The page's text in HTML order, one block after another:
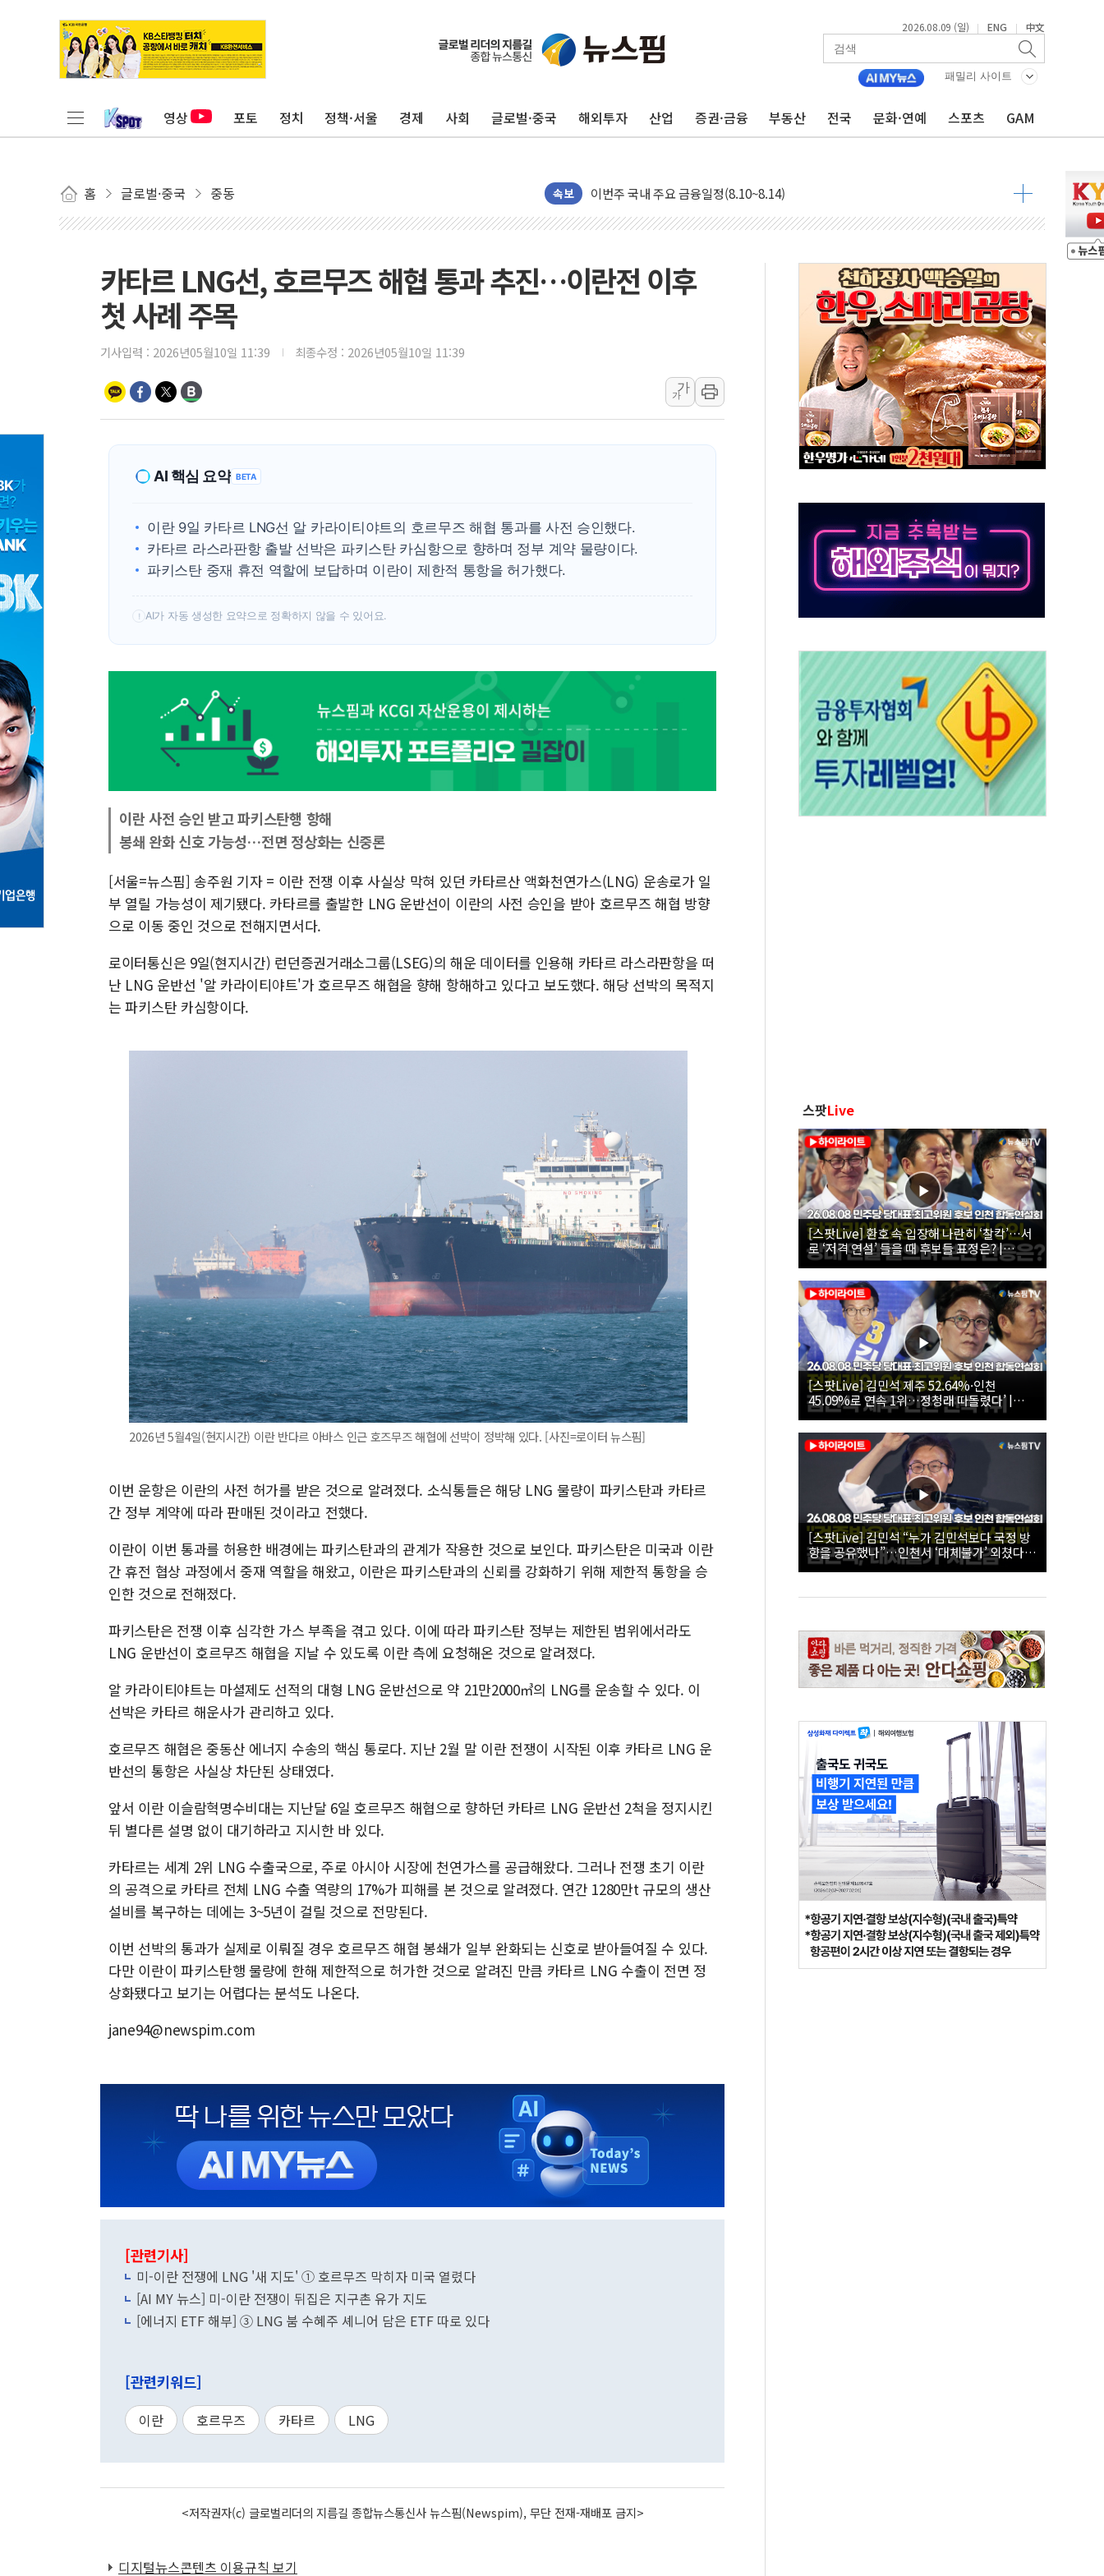
2026.08.09 (일) | ENG | 中文
패밀리 사이트
영상 포토 정치 정책·서울 경제 사회 글로벌·중국 해외투자 산업 증권·금융 부동산 전국 문화·연예 스포츠 GAM
홈 글로벌·중국 중동 속보
포항시 재난예산 40억 긴급 투입…고수온 양식장 복구·지원 '총력'
울진·영덕 '호우특보'-포항 '산사태 주의보'...경북도, 호우 피해·통제구간 없어
인천 합동연설회 나선 송영길·정청래·김민석 당대표 후보
김민석, 2주차 제주·인천 경선서 정청래에 승리...47.75% vs 42.08%
[속보] 민주, 제주·인천 경선 결과 발표...김민석 47.75% 정청래 42.08%
[속보] 민주, 인천 경선 결과 발표...김민석 45.09% 정청래 43.27% 송영길 11.63%
[속보] 민주, 제주 경선 결과 발표...김민석 52.64% 정청래 39.89% 송영길 7.47%
이번주 국내 주요 금융일정(8.10~8.14)
美, 이란전 출구전략 만지작…공습 한계·탄약 부족 현실화
강릉·동해·삼척 시간당 최대 50㎜ 폭우…강원 동해안 강한 비 이어져
李대통령 "결혼 때문에 손해 보는 일 없게"…'결혼 페널티' 22개 과제 손본다
여수 오동도 인근 해상서 모터보트 전복…1명 사망·1명 실종
추미애, '위안부' 피해자 기림의 날 참석..."국제적 시민 연대로 목소리 내야"
인천서 말다툼 중 어머니 흉기 살해 10대 아들 체포
'화합' 꺼낸 김민석에 '뻔뻔' 받아친 정청래…제주 연설서 신경전 고조
카타르 LNG선, 호르무즈 해협 통과 추진…이란전 이후
첫 사례 주목
기사입력 : 2026년05월10일 11:39 최종수정 : 2026년05월10일 11:39
가
가
AI 핵심 요약 BETA
이란 9일 카타르 LNG선 알 카라이티야트의 호르무즈 해협 통과를 사전 승인했다.
카타르 라스라판항 출발 선박은 파키스탄 카심항으로 향하며 정부 계약 물량이다.
파키스탄 중재 휴전 역할에 보답하며 이란이 제한적 통항을 허가했다.
! AI가 자동 생성한 요약으로 정확하지 않을 수 있어요.
이란 사전 승인 받고 파키스탄행 항해
봉쇄 완화 신호 가능성…전면 정상화는 신중론
[서울=뉴스핌] 송주원 기자 = 이란 전쟁 이후 사실상 막혀 있던 카타르산 액화천연가스(LNG) 운송로가 일
부 열릴 가능성이 제기됐다. 카타르를 출발한 LNG 운반선이 이란의 사전 승인을 받아 호르무즈 해협 방향
으로 이동 중인 것으로 전해지면서다.
로이터통신은 9일(현지시간) 런던증권거래소그룹(LSEG)의 해운 데이터를 인용해 카타르 라스라판항을 떠
난 LNG 운반선 '알 카라이티야트'가 호르무즈 해협을 향해 항해하고 있다고 보도했다. 해당 선박의 목적지
는 파키스탄 카심항이다.
2026년 5월4일(현지시간) 이란 반다르 아바스 인근 호즈무즈 해협에 선박이 정박해 있다. [사진=로이터 뉴스핌]
이번 운항은 이란의 사전 허가를 받은 것으로 알려졌다. 소식통들은 해당 LNG 물량이 파키스탄과 카타르
간 정부 계약에 따라 판매된 것이라고 전했다.
이란이 이번 통과를 허용한 배경에는 파키스탄과의 관계가 작용한 것으로 보인다. 파키스탄은 미국과 이란
간 휴전 협상 과정에서 중재 역할을 해왔고, 이란은 파키스탄과의 신뢰를 강화하기 위해 제한적 통항을 승
인한 것으로 전해졌다.
파키스탄은 전쟁 이후 심각한 가스 부족을 겪고 있다. 이에 따라 파키스탄 정부는 제한된 범위에서라도
LNG 운반선이 호르무즈 해협을 지날 수 있도록 이란 측에 요청해온 것으로 알려졌다.
알 카라이티야트는 마셜제도 선적의 대형 LNG 운반선으로 약 21만2000㎥의 LNG를 운송할 수 있다. 이
선박은 카타르 해운사가 관리하고 있다.
호르무즈 해협은 중동산 에너지 수송의 핵심 통로다. 지난 2월 말 이란 전쟁이 시작된 이후 카타르 LNG 운
반선의 통항은 사실상 차단된 상태였다.
앞서 이란 이슬람혁명수비대는 지난달 6일 호르무즈 해협으로 향하던 카타르 LNG 운반선 2척을 정지시킨
뒤 별다른 설명 없이 대기하라고 지시한 바 있다.
카타르는 세계 2위 LNG 수출국으로, 주로 아시아 시장에 천연가스를 공급해왔다. 그러나 전쟁 초기 이란
의 공격으로 카타르 전체 LNG 수출 역량의 17%가 피해를 본 것으로 알려졌다. 연간 1280만t 규모의 생산
설비를 복구하는 데에는 3~5년이 걸릴 것으로 전망된다.
이번 선박의 통과가 실제로 이뤄질 경우 호르무즈 해협 봉쇄가 일부 완화되는 신호로 받아들여질 수 있다.
다만 이란이 파키스탄행 물량에 한해 제한적으로 허가한 것으로 알려진 만큼 카타르 LNG 수출이 전면 정
상화됐다고 보기는 어렵다는 분석도 나온다.
jane94@newspim.com
[관련기사]
미-이란 전쟁에 LNG '새 지도' ① 호르무즈 막히자 미국 열렸다
[AI MY 뉴스] 미-이란 전쟁이 뒤집은 지구촌 유가 지도
[에너지 ETF 해부] ③ LNG 붐 수혜주 셰니어 담은 ETF 따로 있다
[관련키워드]
이란 호르무즈 카타르 LNG
<저작권자(c) 글로벌리더의 지름길 종합뉴스통신사 뉴스핌(Newspim), 무단 전재-재배포 금지>
디지털뉴스콘텐츠 이용규칙 보기
스팟Live
[스팟Live] 환호 속 입장해 나란히 ‘찰칵’…서
로 ‘저격 연설’ 들을 때 후보들 표정은? |
26.08.08 더불어민주당 당대표·최고위원 후
보 인천 합동연설회
[스팟Live] 김민석 제주 52.64%·인천
45.09%로 연속 1위…정청래 따돌렸다’ |
26.08.08 더불어민주당 당대표·최고위원 후
보 인천 합동연설회
[스팟Live] 김민석 “누가 김민석보다 국정 방
향을 공유했나”…인천서 ‘대체불가’ 외쳤다 |
26.08.08 더불어민주당 당대표·최고위원 후